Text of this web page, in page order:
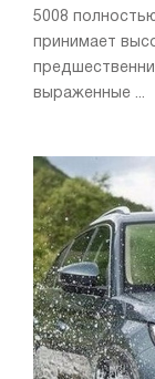
5008
принимает
выраженные ...